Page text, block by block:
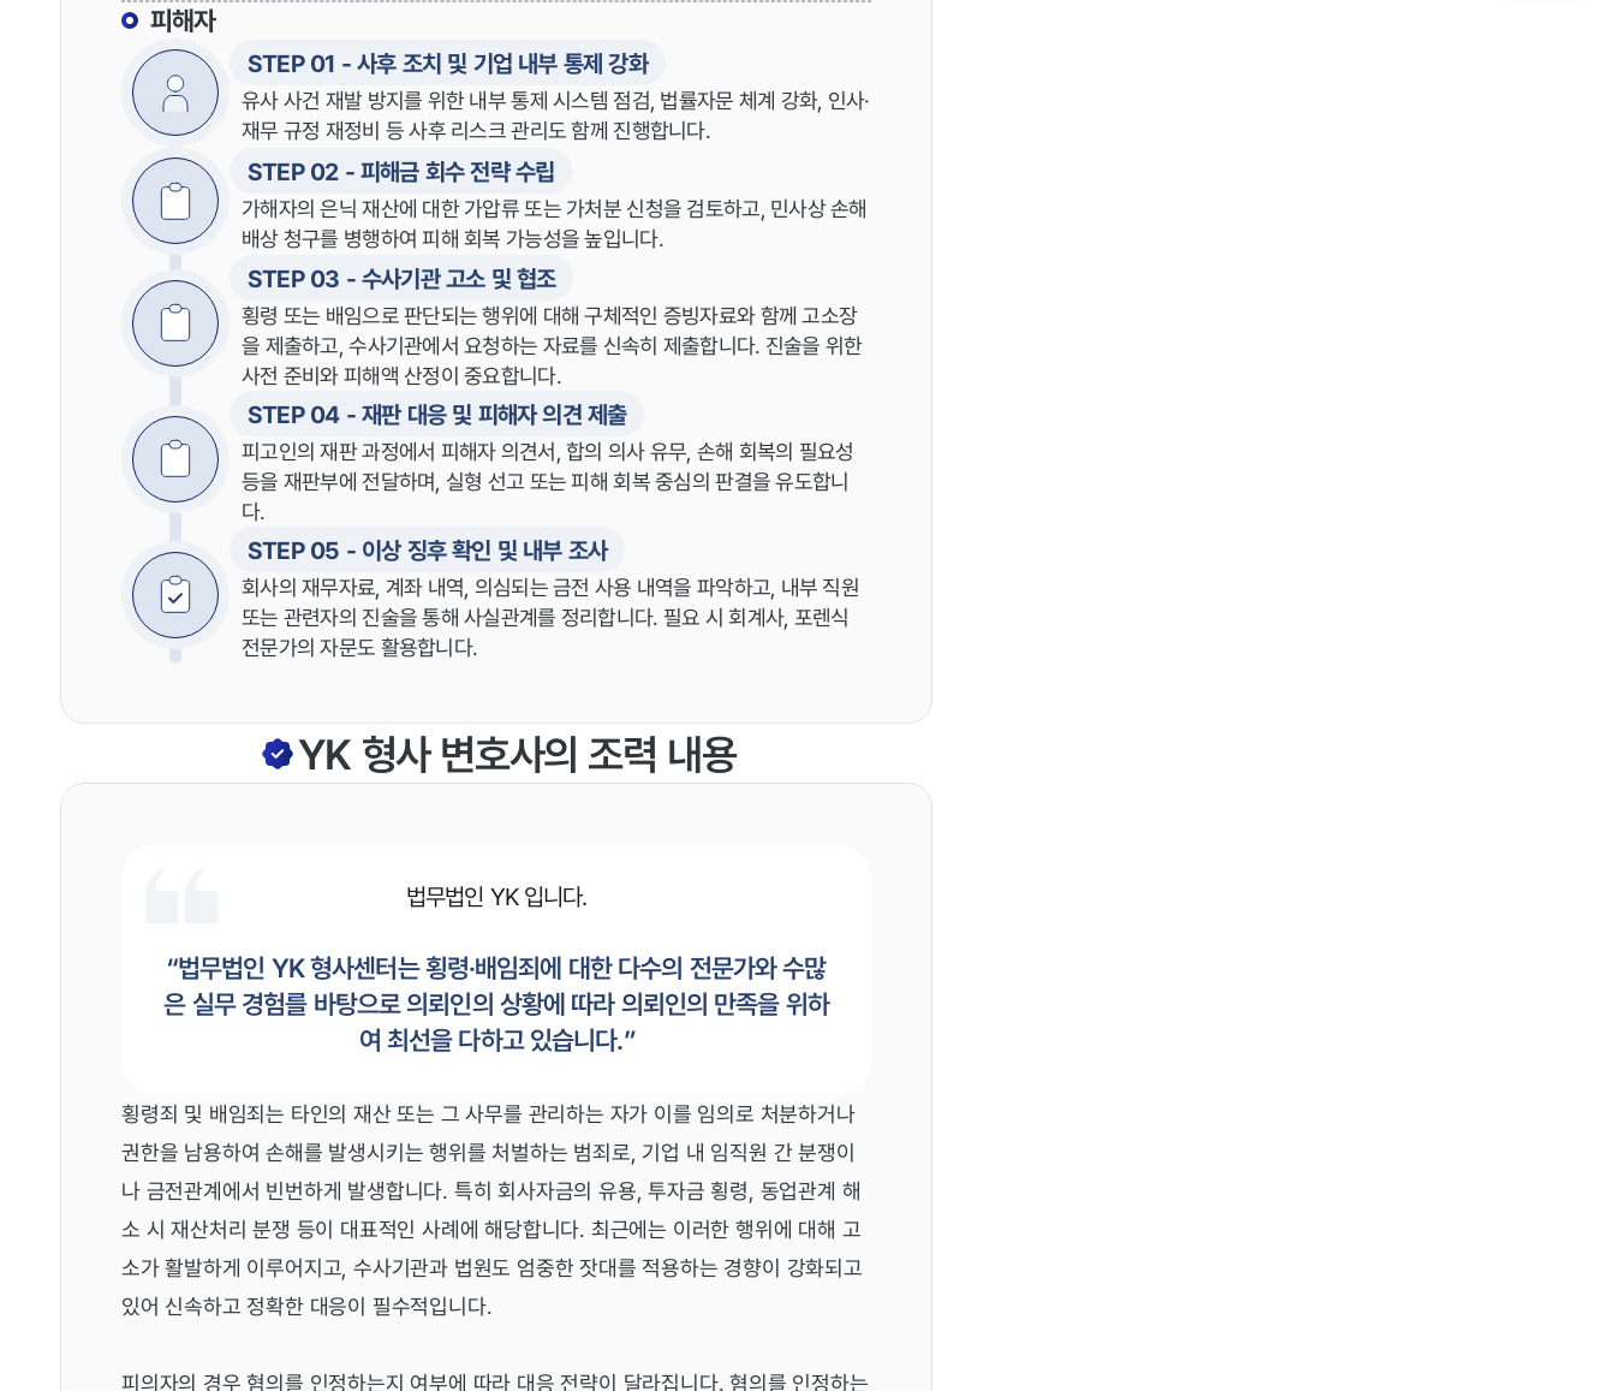
피해자
STEP 01 - 사후 조치 및 기업 내부 통제 강화
유사 사건 재발 방지를 위한 내부 통제 시스템 점검, 법률자문 체계 강화, 인사·
재무 규정 재정비 등 사후 리스크 관리도 함께 진행합니다.
STEP 02 - 피해금 회수 전략 수립
가해자의 은닉 재산에 대한 가압류 또는 가처분 신청을 검토하고, 민사상 손해
배상 청구를 병행하여 피해 회복 가능성을 높입니다.
STEP 03 - 수사기관 고소 및 협조
횡령 또는 배임으로 판단되는 행위에 대해 구체적인 증빙자료와 함께 고소장
을 제출하고, 수사기관에서 요청하는 자료를 신속히 제출합니다. 진술을 위한
사전 준비와 피해액 산정이 중요합니다.
STEP 04 - 재판 대응 및 피해자 의견 제출
피고인의 재판 과정에서 피해자 의견서, 합의 의사 유무, 손해 회복의 필요성
등을 재판부에 전달하며, 실형 선고 또는 피해 회복 중심의 판결을 유도합니
다.
STEP 05 - 이상 징후 확인 및 내부 조사
회사의 재무자료, 계좌 내역, 의심되는 금전 사용 내역을 파악하고, 내부 직원
또는 관련자의 진술을 통해 사실관계를 정리합니다. 필요 시 회계사, 포렌식
전문가의 자문도 활용합니다.
YK 형사 변호사의 조력 내용
법무법인 YK 입니다.
“법무법인 YK 형사센터는 횡령·배임죄에 대한 다수의 전문가와 수많
은 실무 경험를 바탕으로 의뢰인의 상황에 따라 의뢰인의 만족을 위하
여 최선을 다하고 있습니다.”
횡령죄 및 배임죄는 타인의 재산 또는 그 사무를 관리하는 자가 이를 임의로 처분하거나
권한을 남용하여 손해를 발생시키는 행위를 처벌하는 범죄로, 기업 내 임직원 간 분쟁이
나 금전관계에서 빈번하게 발생합니다. 특히 회사자금의 유용, 투자금 횡령, 동업관계 해
소 시 재산처리 분쟁 등이 대표적인 사례에 해당합니다. 최근에는 이러한 행위에 대해 고
소가 활발하게 이루어지고, 수사기관과 법원도 엄중한 잣대를 적용하는 경향이 강화되고
있어 신속하고 정확한 대응이 필수적입니다.
피의자의 경우 혐의를 인정하는지 여부에 따라 대응 전략이 달라집니다. 혐의를 인정하는